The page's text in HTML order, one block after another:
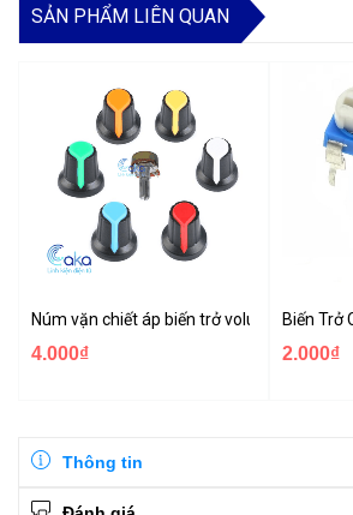
SẢN PHẨM LIÊN QUAN
Núm vặn chiết áp biến trở volum WTH148
4.000₫
Biến Trở
2.000₫
Thông tin